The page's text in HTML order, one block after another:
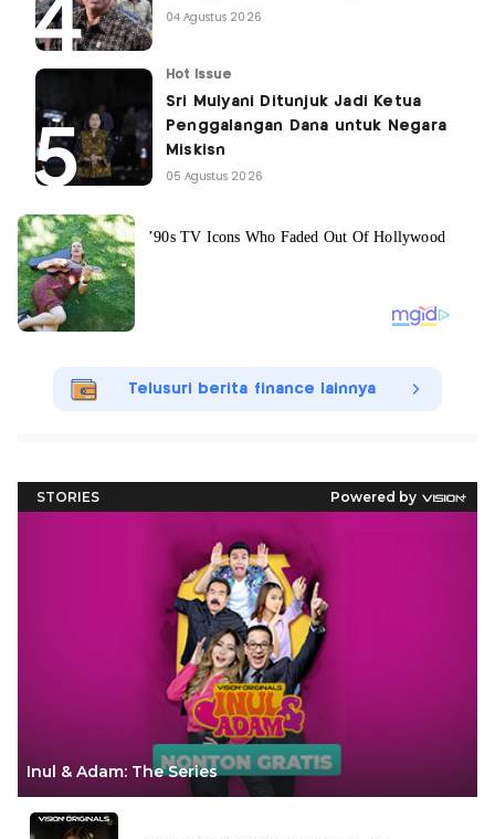
04 Agustus 2026
Hot Issue
Sri Mulyani Ditunjuk Jadi Ketua
Penggalangan Dana untuk Negara
Miskisn
05 Agustus 2026
Telusuri berita finance lainnya